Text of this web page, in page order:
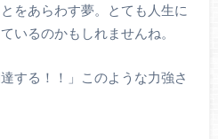
をあらわす夢。とても人生に
いるのかもしれませんね。
する！！」このような力強さ